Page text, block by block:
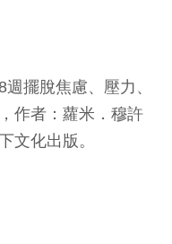
擺脫焦慮、壓力、
作者：蘿米．穆許
文化出版。